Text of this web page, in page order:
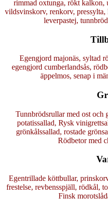
rimmad oxtunga, rökt kalkon,
vildsvinskorv, renkorv,
leverpastej,
Egengjord majonäs, syltad
egengjord cumberlandsås,
äppelmos, senap i
Tunnbrödsrullar med ost och
potatissallad, Rysk
grönkålssallad, rostade
Rödbetor med
Egentrillade köttbullar,
frestelse, revbensspjäll, rödkål,
Finsk